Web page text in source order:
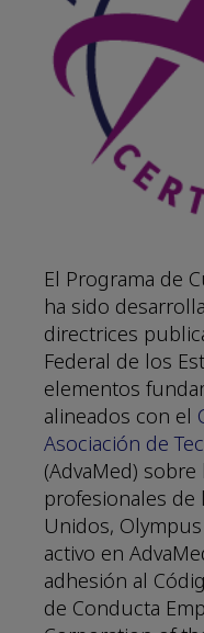
El Programa de
ha sido
directrices
Federal de los
elementos
alineados con el
Asociación de
(AdvaMed)
profesionales de
Unidos,
activo en
adhesión al
de Conducta